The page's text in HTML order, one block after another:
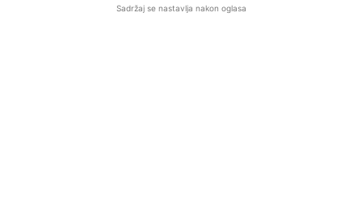
Sadržaj se nastavlja nakon oglasa